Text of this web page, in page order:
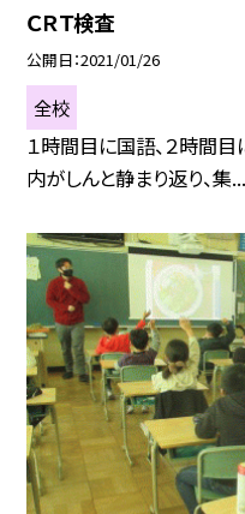
ＣＲＴ検査
公開日 2021/01/26
全校
１時間目に国語、２時間目
内がしんと静まり返り、集...